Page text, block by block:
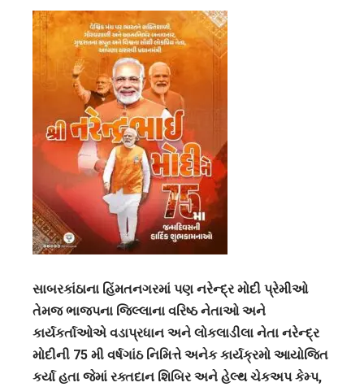
સાબરકાંઠાના હિંમતનગરમાં પણ નરેન્દ્ર મોદી પ્રેમીઓ
તેમજ ભાજપના જિલ્લાના વરિષ્ઠ નેતાઓ અને
કાર્યકર્તાઓએ વડાપ્રધાન અને લોકલાડીલા નેતા નરેન્દ્ર
મોદીની 75 મી વર્ષગાંઠ નિમિત્તે અનેક કાર્યક્રમો આયોજિત
કર્યા હતા જેમાં રક્તદાન શિબિર અને હેલ્થ ચેકઅપ કેમ્પ,